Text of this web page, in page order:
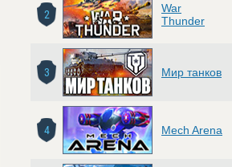
2
War
Thunder
3 Мир танков
4 Mech Arena